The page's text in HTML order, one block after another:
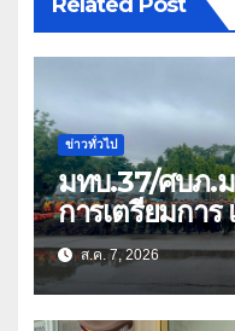
ข่าวทั่วไป
มทบ.37/ศบภ.
การเตรียมกา
ด้านการบรรเ
ส.ค. 7, 2026